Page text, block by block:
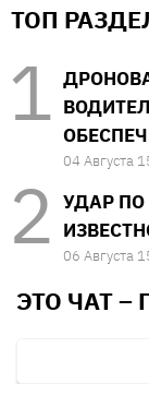
ТОП
04 Августа
УДАР ПО
06 Августа
ЭТО ЧАТ